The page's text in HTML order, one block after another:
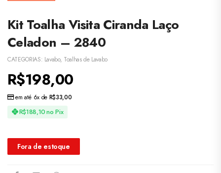
Kit Toalha Visita Ciranda Laço
Celadon – 2840
CATEGORIAS: Lavabo, Toalhas de Lavabo
R$198,00
R$188,10no Pix
em até 6x de R$33,00
Fora de estoque